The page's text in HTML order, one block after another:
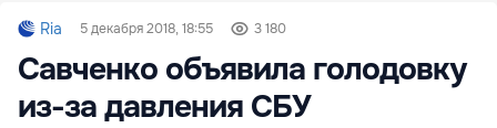
Ria 5 декабря 2018, 18:55 3 180
Савченко объявила голодовку
из-за давления СБУ